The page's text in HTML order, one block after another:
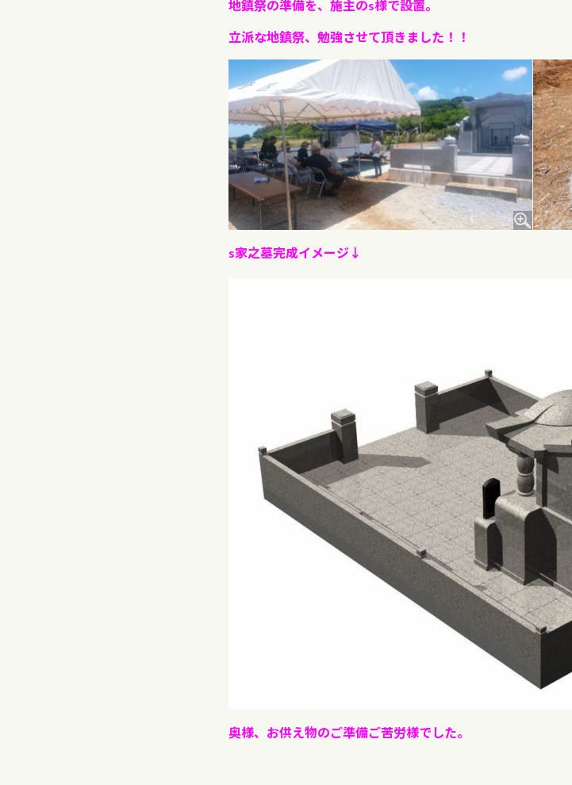
地鎮祭の準備を、施主のs様で設置。
立派な地鎮祭、勉強させて頂きました！！
s家之墓完成イメージ↓
奥様、お供え物のご準備ご苦労様でした。